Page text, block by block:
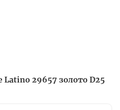
29657 золото D25